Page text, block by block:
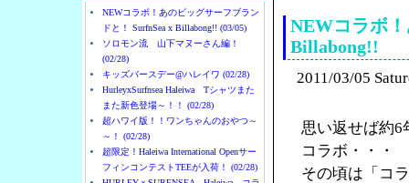
NEWコラボ！あのビッグサーフブラン
ドと！ SurfnSea x Billabong!! (03/05)
ソロモン流 山下マヌーさん編！
(02/28)
キッズバースデー@ハレイワ (02/28)
HurleyxSurfnsea Haleiwa Tシャツまた
また新色登場～！！ (02/28)
超ハワイ版！！ワンちゃんのおやつ～
～！ (02/28)
超限定！Haleiwa International Openサー
フィンコンテストTEEが入荷！ (02/28)
NEWコラボ
Billabong!!
2011/03/05
思い返せば約6
コラボ・・・
その頃は「コ